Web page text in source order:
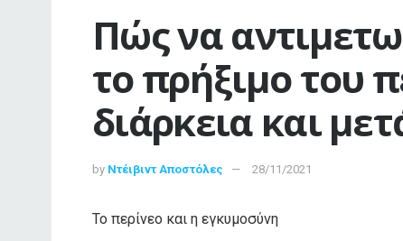
Πώς να
το πρήξιμο του
διάρκεια και
by Ντέιβιντ Αποστόλες 28/11/2021
Το περίνεο και η εγκυμοσύνη